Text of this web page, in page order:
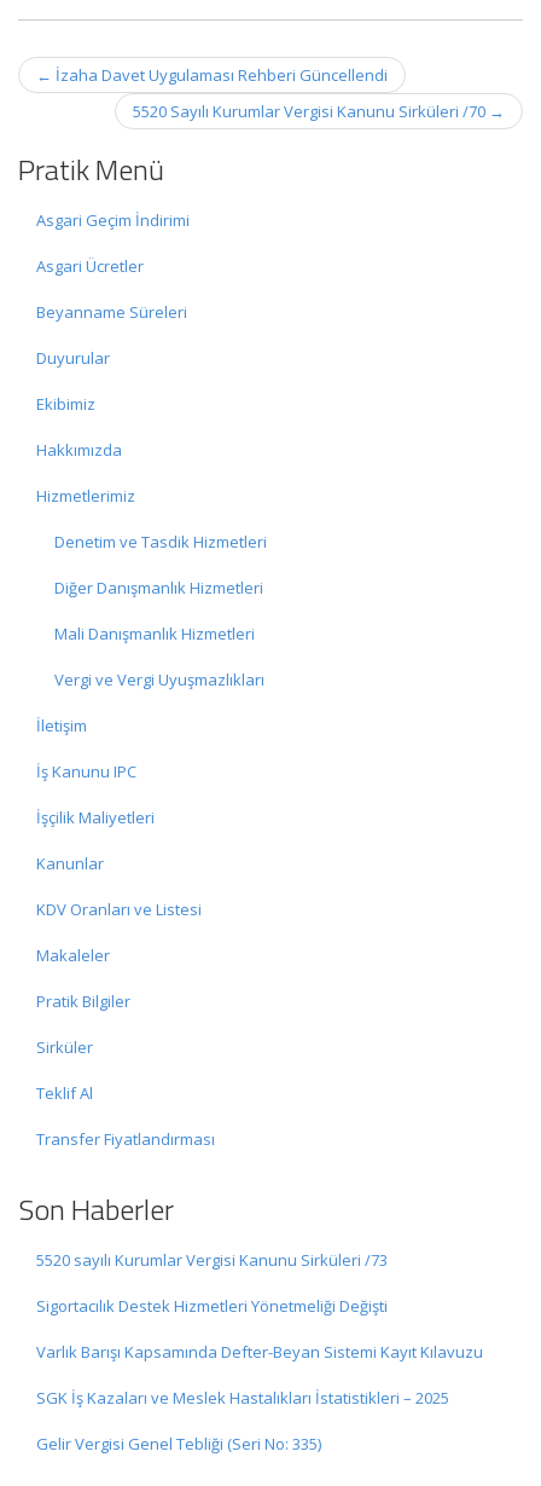
Post
navigation
← İzaha Davet Uygulaması Rehberi Güncellendi
5520 Sayılı Kurumlar Vergisi Kanunu Sirküleri /70 →
Pratik Menü
Asgari Geçim İndirimi
Asgari Ücretler
Beyanname Süreleri
Duyurular
Ekibimiz
Hakkımızda
Hizmetlerimiz
Denetim ve Tasdik Hizmetleri
Diğer Danışmanlık Hizmetleri
Mali Danışmanlık Hizmetleri
Vergi ve Vergi Uyuşmazlıkları
İletişim
İş Kanunu IPC
İşçilik Maliyetleri
Kanunlar
KDV Oranları ve Listesi
Makaleler
Pratik Bilgiler
Sirküler
Teklif Al
Transfer Fiyatlandırması
Son Haberler
5520 sayılı Kurumlar Vergisi Kanunu Sirküleri /73
Sigortacılık Destek Hizmetleri Yönetmeliği Değişti
Varlık Barışı Kapsamında Defter-Beyan Sistemi Kayıt Kılavuzu
SGK İş Kazaları ve Meslek Hastalıkları İstatistikleri – 2025
Gelir Vergisi Genel Tebliği (Seri No: 335)